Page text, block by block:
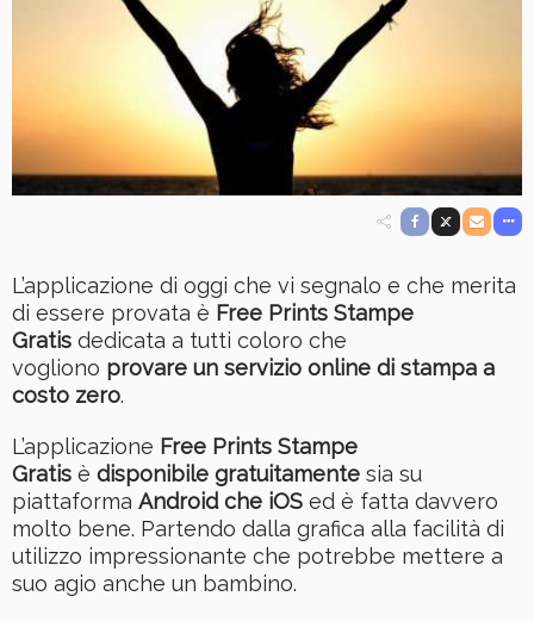
L’applicazione di oggi che vi segnalo e che merita
di essere provata è Free Prints Stampe
Gratis dedicata a tutti coloro che
vogliono provare un servizio online di stampa a
costo zero.
L’applicazione Free Prints Stampe
Gratis è disponibile gratuitamente sia su
piattaforma Android che iOS ed è fatta davvero
molto bene. Partendo dalla grafica alla facilità di
utilizzo impressionante che potrebbe mettere a
suo agio anche un bambino.